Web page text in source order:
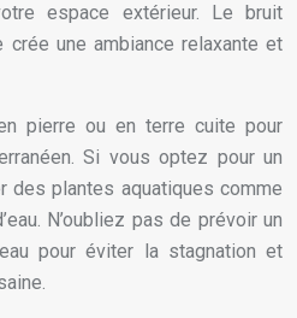
espace extérieur. Le bruit
crée une ambiance relaxante et
pierre ou en terre cuite pour
Si vous optez pour un
des plantes aquatiques comme
N’oubliez pas de prévoir un
pour éviter la stagnation et